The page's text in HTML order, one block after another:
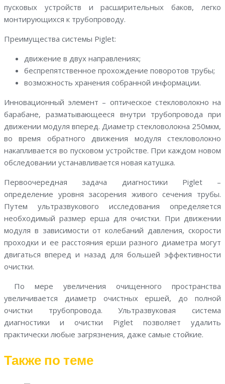
пусковых устройств и расширительных баков, легко
монтирующихся к трубопроводу.
Преимущества системы Piglet:
движение в двух направлениях;
беспрепятственное прохождение поворотов трубы;
возможность хранения собранной информации.
Инновационный элемент – оптическое стекловолокно на
барабане, разматывающееся внутри трубопровода при
движении модуля вперед. Диаметр стекловолокна 250мкм,
во время обратного движения модуля стекловолокно
накапливается во пусковом устройстве. При каждом новом
обследовании устанавливается новая катушка.
Первоочередная задача диагностики Piglet –
определение уровня засорения живого сечения трубы.
Путем ультразвукового исследования определяется
необходимый размер ерша для очистки. При движении
модуля в зависимости от колебаний давления, скорости
проходки и ее расстояния ерши разного диаметра могут
двигаться вперед и назад для большей эффективности
очистки.
По мере увеличения очищенного пространства
увеличивается диаметр очистных ершей, до полной
очистки трубопровода. Ультразвуковая система
диагностики и очистки Piglet позволяет удалить
практически любые загрязнения, даже самые стойкие.
Также по теме